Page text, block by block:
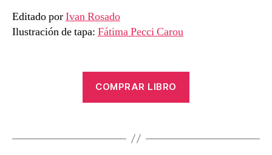
Editado porIvan Rosado
Ilustración de tapa: Fátima Pecci Carou
COMPRAR LIBRO